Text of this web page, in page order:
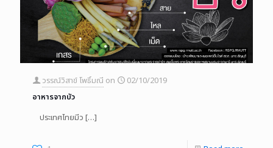
วรรณ์วิสาข์ โพธิ์มณี on
02/10/2019
อาหารจากบัว
ประเทศไทยมีว […]